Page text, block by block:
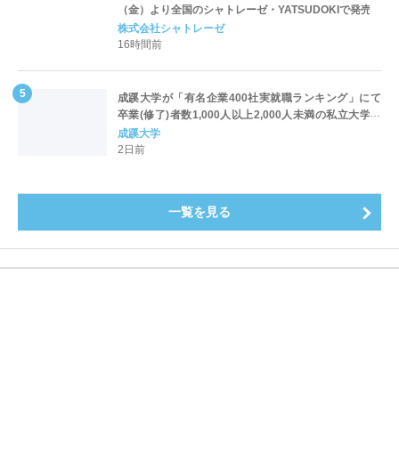
（金）より全国のシャトレーゼ・YATSUDOKIで発売
株式会社シャトレーゼ
16時間前
成蹊大学が「有名企業400社実就職ランキング」にて
卒業(修了)者数1,000人以上2,000人未満の私立大学で
全国第1位を獲得！～実就職率は26.5%（前年比＋
4.3pt）に伸長、東京の私立大学でも10位にランクイン
成蹊大学
2日前
一覧を見る